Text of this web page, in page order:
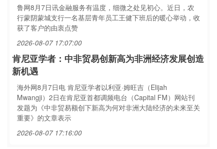
鲁网8月7日讯金融服务有温度，细微之处见初心。近日，农
行蒙阴蒙城支行一名基层青年员工王健下班后的暖心举动，收
获了客户的由衷点赞
2026-08-07 17:07:00
肯尼亚学者：中非贸易创新高为非洲经济发展创造
新机遇
海外网8月7日电 肯尼亚学者以利亚·姆旺吉（Elijah
Mwangji）2日在肯尼亚首都调频电台（Capital FM）网站刊
发题为《中非贸易额创下新高为何对非洲大陆经济的未来至关
重要》的文章表示
2026-08-07 17:16:00